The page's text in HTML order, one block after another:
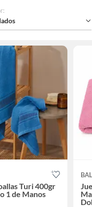
:
Turi 400gr
1 de Manos